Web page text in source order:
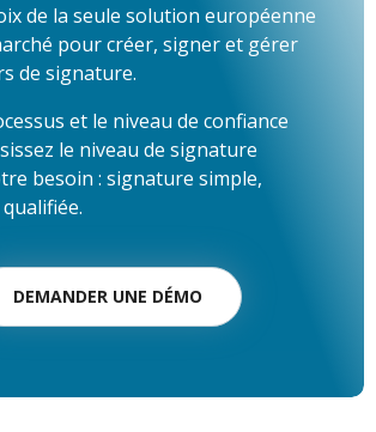
de la seule solution européenne
pour créer, signer et gérer
de signature.
et le niveau de confiance
le niveau de signature
besoin : signature simple,
DEMANDER UNE DÉMO